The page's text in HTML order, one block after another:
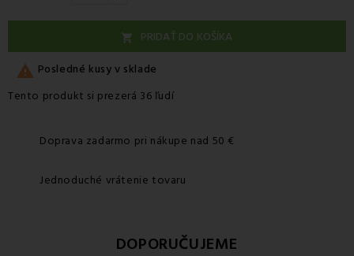
 PRIDAŤ DO KOŠÍKA
 Posledné kusy v sklade
Tento produkt si prezerá 36 ľudí
Doprava zadarmo pri nákupe nad 50 €
Jednoduché vrátenie tovaru
DOPORUČUJEME